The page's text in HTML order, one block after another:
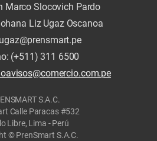
Marco Slocovich Pardo
Liz Ugaz Oscanoa
(+511) 311 6500
S.A.C.
Calle Paracas #532
Libre, Lima - Perú
© PrenSmart S.A.C.